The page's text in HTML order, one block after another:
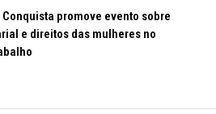
Conquista promove evento sobre
e direitos das mulheres no